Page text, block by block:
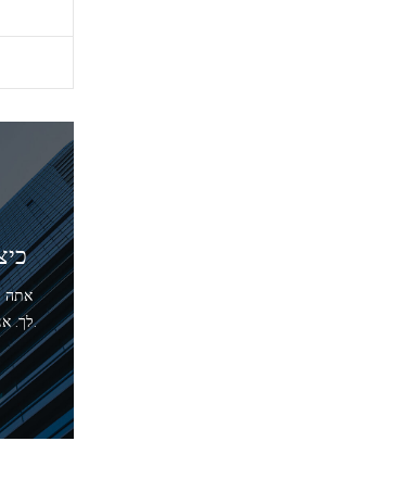
אתה
לך. אנחנוזמינים 24 / 7 דרך דוא"ל או טלפון.